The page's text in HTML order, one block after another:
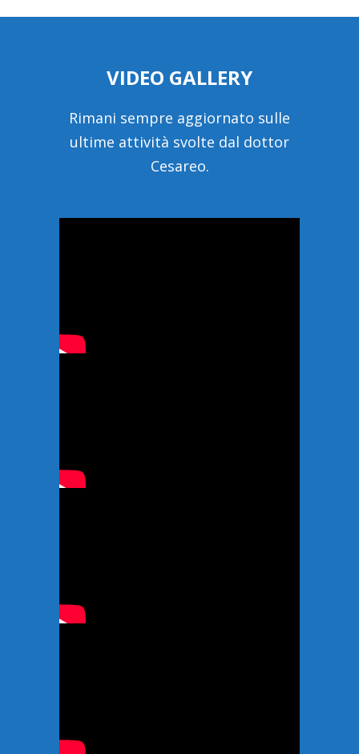
VIDEO GALLERY
Rimani sempre aggiornato sulle
ultime attività svolte dal dottor
Cesareo.